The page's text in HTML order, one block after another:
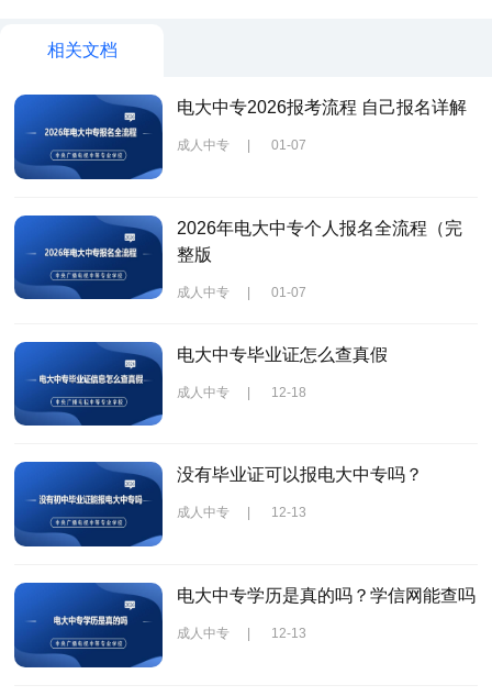
相关文档
电大中专2026报考流程 自己报名详解
成人中专 | 01-07
2026年电大中专个人报名全流程（完
整版
成人中专 | 01-07
电大中专毕业证怎么查真假
成人中专 | 12-18
没有毕业证可以报电大中专吗？
成人中专 12-13
电大中专学历是真的吗？学信网能查吗
成人中专 12-13